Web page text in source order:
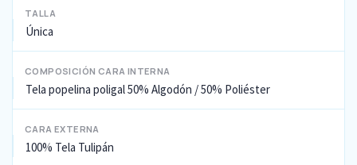
TALLA
Única
COMPOSICIÓN CARA INTERNA
Tela popelina poligal 50% Algodón / 50% Poliéster
CARA EXTERNA
100% Tela Tulipán